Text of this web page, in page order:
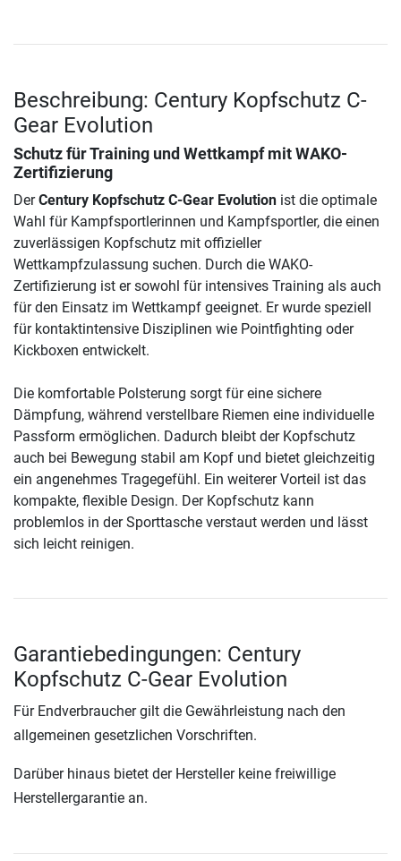
Beschreibung: Century Kopfschutz C-
Gear Evolution
Schutz für Training und Wettkampf mit WAKO-
Zertifizierung
DerCentury Kopfschutz C-Gear Evolution ist die optimale
Wahl für Kampfsportlerinnen und Kampfsportler, die einen
zuverlässigen Kopfschutz mit offizieller
Wettkampfzulassung suchen. Durch die WAKO-
Zertifizierung ist er sowohl für intensives Training als auch
für den Einsatz im Wettkampf geeignet. Er wurde speziell
für kontaktintensive Disziplinen wie Pointfighting oder
Kickboxen entwickelt.
Die komfortable Polsterung sorgt für eine sichere
Dämpfung, während verstellbare Riemen eine individuelle
Passform ermöglichen. Dadurch bleibt der Kopfschutz
auch bei Bewegung stabil am Kopf und bietet gleichzeitig
ein angenehmes Tragegefühl. Ein weiterer Vorteil ist das
kompakte, flexible Design. Der Kopfschutz kann
problemlos in der Sporttasche verstaut werden und lässt
sich leicht reinigen.
Garantiebedingungen: Century
Kopfschutz C-Gear Evolution
Für Endverbraucher gilt die Gewährleistung nach den
allgemeinen gesetzlichen Vorschriften.
Darüber hinaus bietet der Hersteller keine freiwillige
Herstellergarantie an.